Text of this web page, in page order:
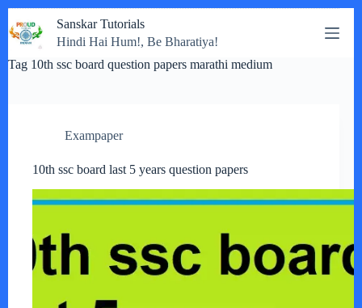
to
content
Sanskar Tutorials
Hindi Hai Hum!, Be Bharatiya!
Tag 10th ssc board question papers marathi medium
Exampaper
10th ssc board last 5 years question papers